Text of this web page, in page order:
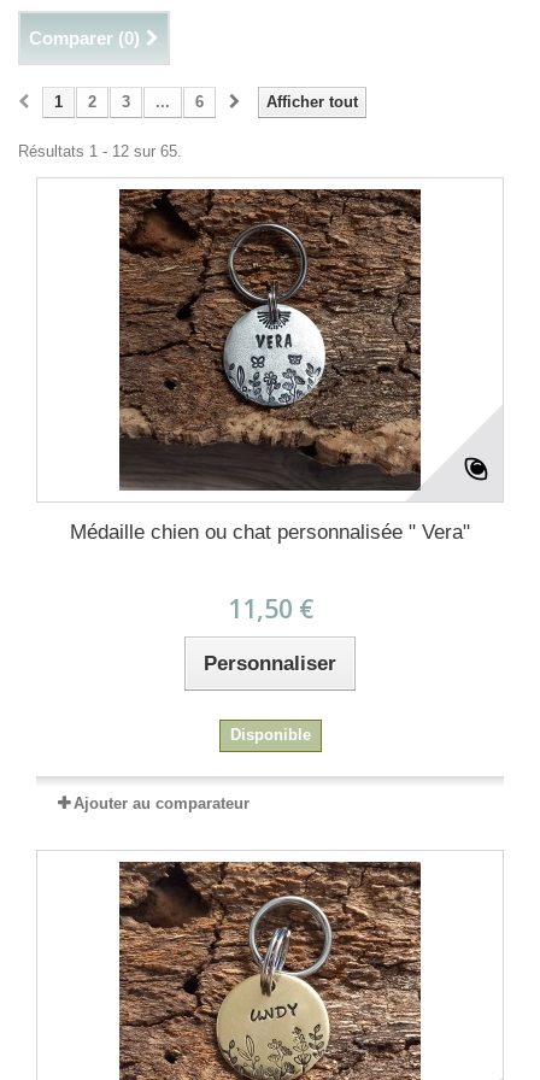
Comparer (0)
Afficher tout
1 2 3 ... 6
Résultats 1 - 12 sur 65.
Médaille chien ou chat personnalisée " Vera"
11,50 €
Personnaliser
Disponible
Ajouter au comparateur